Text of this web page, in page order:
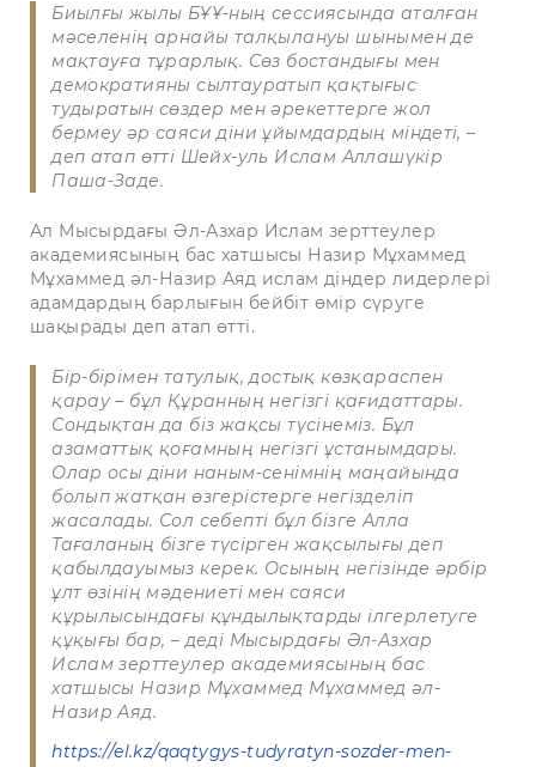
Биылғы жылы БҰҰ-ның сессиясында аталған
мәселенің арнайы талқылануы шынымен де
мақтауға тұрарлық. Сөз бостандығы мен
демократияны сылтауратып қақтығыс
тудыратын сөздер мен әрекеттерге жол
бермеу әр саяси діни ұйымдардың міндеті, –
деп атап өтті Шейх-уль Ислам Аллашүкір
Паша-Заде.
Ал Мысырдағы Әл-Азхар Ислам зерттеулер
академиясының бас хатшысы Назир Мұхаммед
Мұхаммед әл-Назир Аяд ислам діндер лидерлері
адамдардың барлығын бейбіт өмір сүруге
шақырады деп атап өтті.
Бір-бірімен татулық, достық көзқараспен
қарау – бұл Құранның негізгі қағидаттары.
Сондықтан да біз жақсы түсінеміз. Бұл
азаматтық қоғамның негізгі ұстанымдары.
Олар осы діни наным-сенімнің маңайында
болып жатқан өзгерістерге негізделіп
жасалады. Сол себепті бұл бізге Алла
Тағаланың бізге түсірген жақсылығы деп
қабылдауымыз керек. Осының негізінде әрбір
ұлт өзінің мәдениеті мен саяси
құрылысындағы құндылықтарды ілгерлетуге
құқығы бар, – деді Мысырдағы Әл-Азхар
Ислам зерттеулер академиясының бас
хатшысы Назир Мұхаммед Мұхаммед әл-
Назир Аяд.
https://el.kz/qaqtygys-tudyratyn-sozder-men-